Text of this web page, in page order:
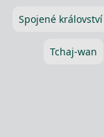
Spojené království
Tchaj-wan